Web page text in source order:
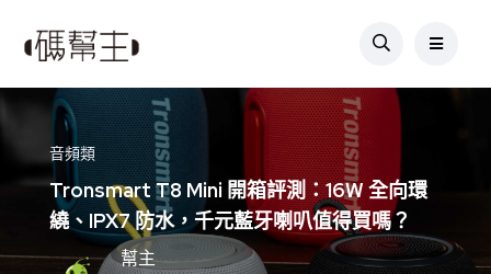
音頻類
Tronsmart T8 Mini 開箱評測：16W 全向環
繞、IPX7 防水，千元藍牙喇叭值得買嗎？
幫主